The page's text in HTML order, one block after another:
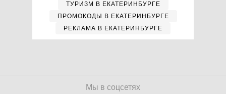
ТУРИЗМ В ЕКАТЕРИНБУРГЕ
ПРОМОКОДЫ В ЕКАТЕРИНБУРГЕ
РЕКЛАМА В ЕКАТЕРИНБУРГЕ
Мы в соцсетях